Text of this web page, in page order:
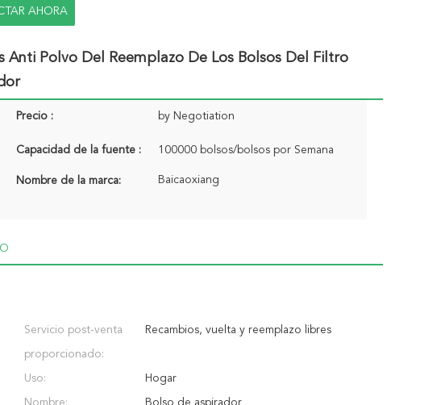
AHORA
Anti Polvo Del Reemplazo De Los Bolsos Del Filtro
Precio : by Negotiation
Capacidad de la fuente : 100000 bolsos/bolsos por Semana
Nombre de la marca: Baicaoxiang
Servicio post-venta
proporcionado:
Recambios, vuelta y reemplazo libres
Uso: Hogar
Nombre: Bolso de aspirador